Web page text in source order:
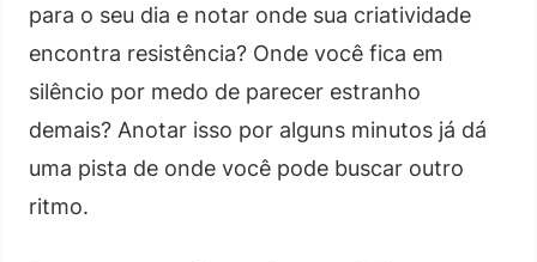
para o seu dia e notar onde sua criatividade
encontra resistência? Onde você fica em
silêncio por medo de parecer estranho
demais? Anotar isso por alguns minutos já dá
uma pista de onde você pode buscar outro
ritmo.